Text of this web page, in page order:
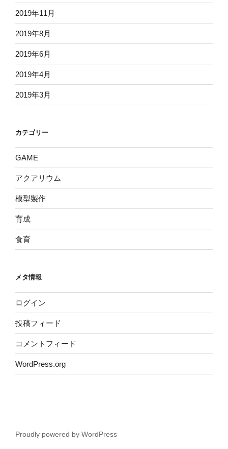
2019年11月
2019年8月
2019年6月
2019年4月
2019年3月
カテゴリー
GAME
アクアリウム
模型製作
育成
食育
メタ情報
ログイン
投稿フィード
コメントフィード
WordPress.org
Proudly powered by WordPress